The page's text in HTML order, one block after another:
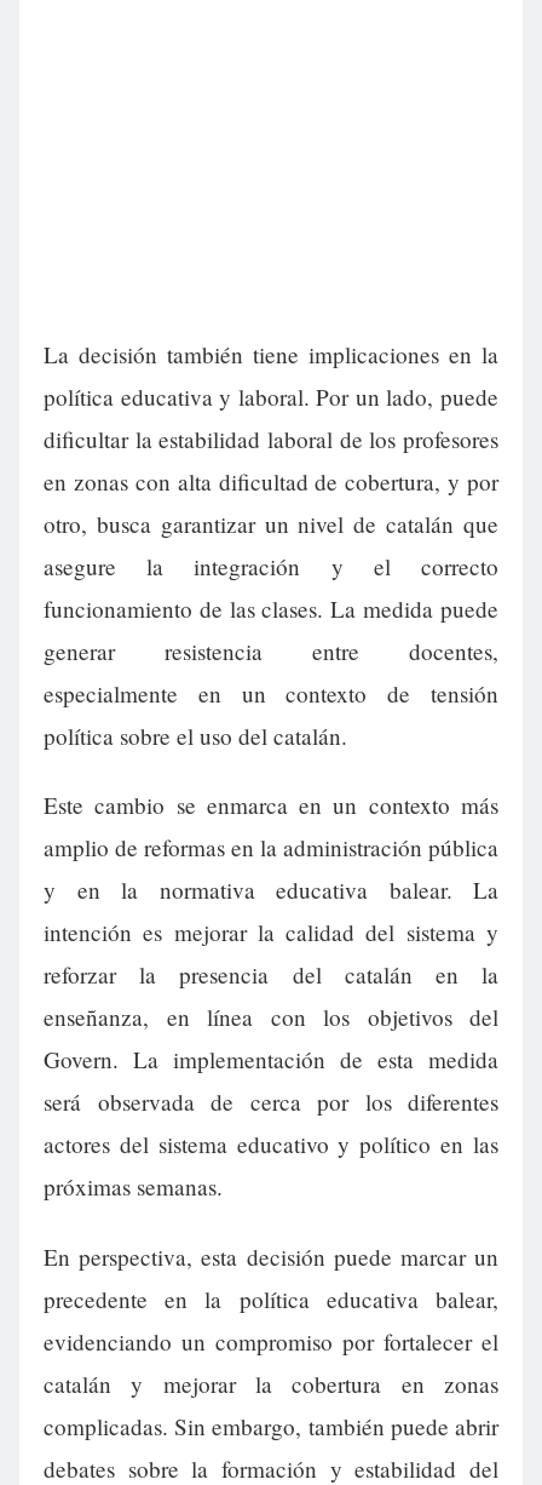
La decisión también tiene implicaciones en la
política educativa y laboral. Por un lado, puede
dificultar la estabilidad laboral de los profesores
en zonas con alta dificultad de cobertura, y por
otro, busca garantizar un nivel de catalán que
asegure la integración y el correcto
funcionamiento de las clases. La medida puede
generar resistencia entre docentes,
especialmente en un contexto de tensión
política sobre el uso del catalán.
Este cambio se enmarca en un contexto más
amplio de reformas en la administración pública
y en la normativa educativa balear. La
intención es mejorar la calidad del sistema y
reforzar la presencia del catalán en la
enseñanza, en línea con los objetivos del
Govern. La implementación de esta medida
será observada de cerca por los diferentes
actores del sistema educativo y político en las
próximas semanas.
En perspectiva, esta decisión puede marcar un
precedente en la política educativa balear,
evidenciando un compromiso por fortalecer el
catalán y mejorar la cobertura en zonas
complicadas. Sin embargo, también puede abrir
debates sobre la formación y estabilidad del